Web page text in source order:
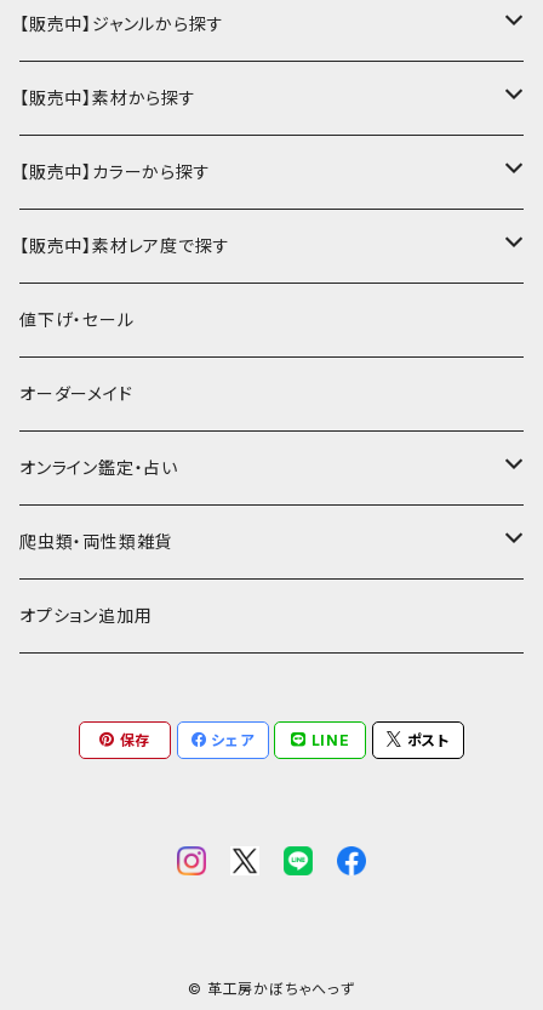
財布・小銭入れ
ミニ財布
ハーフ・二つ折り財布
名刺入れ・定期入れ
カードケース・名刺入れ
パスケース・定期入れ
ミニチュア・雑貨
ミニチュア
雑貨
キーケース・キーホルダー
キーケース
キーホルダー
その他革小物
コンドームケース
チュッパチャップスホルダー
タロットカードケース
もむのふの爬虫類グッズ屋さん
お名前カード
【販売中】ジャンルから探す
カードケース・名刺入れ
カードケース
レギュラー名刺入れ
パスケース・定期入れ
パスケース
切符・回数券ケース
財布・小銭入れ
ミニ財布
二つ折り・ハーフ財布
キーケース・キーホルダー
キーケース
キーホルダー
その他ケース
ペンケース
ようかんホルダー
コンドームケース
ミニチュア・雑貨
ミニチュアブーツ
ミニチュアキャスケット
ミニチュア革の鎧
その他革小物
ソフトレザーポーチ
パッチワーク・つぎはぎ
金運アップ
【販売中】素材から探す
牛革
牛ヌメ
その他牛革
豚革
豚ヌメ
豚スエード
ヤギ革
ヤギヌメ
その他ヤギ革
羊革
馬革
馬ヌメ
コードバン
バッファロー革
駱駝革
ダイヤモンドパイソン
【販売中】カラーから探す
ナチュラル（染色なし）
白系
黒系
茶系
こげ茶系
赤系
【販売中】素材レア度で探す
★★☆☆☆☆ 流通数、人気あり
★★★☆☆☆ 流通数少ない
★★★★☆☆ 希少素材、高価
★★★★★☆ かなりレア素材、高価！
★★★★★★ 最高ランク激レア高額素材！
値下げ・セール
オーダーメイド
オンライン鑑定・占い
タロット占い
ルーン占い
爬虫類・両性類雑貨
アイテムジャンルから探す
マグネット
フトアゴヒゲトカゲ
オプション追加用
保存 シェア LINE ポスト
© 革工房かぼちゃへっず